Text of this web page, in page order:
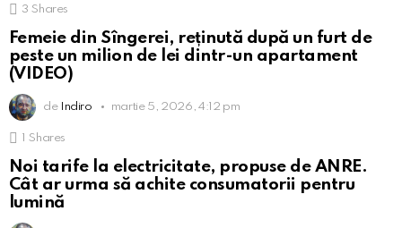
3 Shares
Femeie din Sîngerei, reținută după un furt de
peste un milion de lei dintr-un apartament
(VIDEO)
de Indiro martie 5, 2026, 4:12 pm
1 Shares
Noi tarife la electricitate, propuse de ANRE.
Cât ar urma să achite consumatorii pentru
lumină